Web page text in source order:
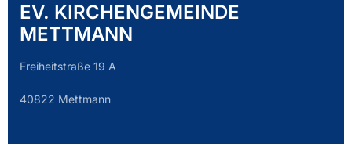
EV. KIRCHENGEMEINDE
METTMANN
Freiheitstraße 19 A
40822 Mettmann